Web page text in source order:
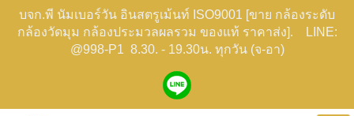
บจก.พี นัมเบอร์วัน อินสตรูเม้นท์ ISO9001 [ขาย กล้องระดับ
กล้องวัดมุม กล้องประมวลผลรวม ของแท้ ราคาส่ง]. LINE:
@998-P1 8.30. - 19.30น. ทุกวัน (จ-อา)